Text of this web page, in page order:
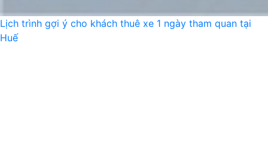
Lịch trình gợi ý cho khách thuê xe 1 ngày tham quan tại
Huế